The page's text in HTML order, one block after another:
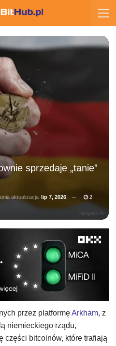
Ideogram AI
sprzedaje „tanie”
aktualizacja lip 7, 2026
2
przez platformęArkham, z
niemieckiego rządu,
części bitcoinów, które trafiają